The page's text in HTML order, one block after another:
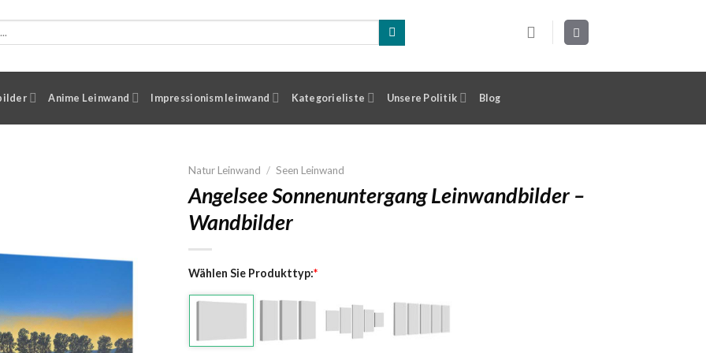
Anime Leinwand Impressionism leinwand Kategorieliste Unsere Politik Blog
Natur Leinwand / Seen Leinwand
Angelsee Sonnenuntergang Leinwandbilder –
Wandbilder
Wählen Sie Produkttyp:*